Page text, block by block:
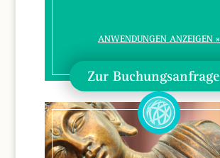
ANWENDUNGEN ANZEIGEN
Zur Buchungsanfrage